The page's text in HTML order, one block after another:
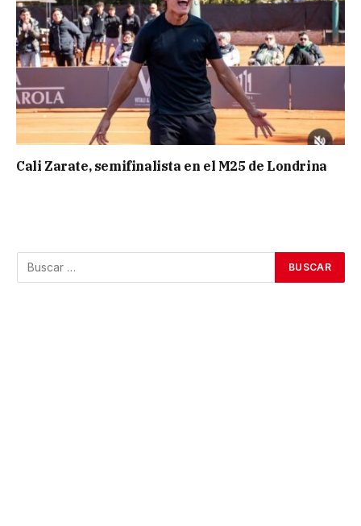
Cali Zarate, semifinalista en el M25 de Londrina